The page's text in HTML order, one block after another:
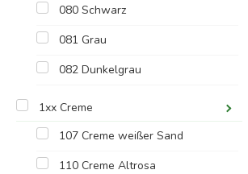
080 Schwarz
081 Grau
082 Dunkelgrau
1xx Creme
107 Creme weißer Sand
110 Creme Altrosa